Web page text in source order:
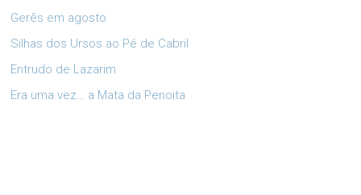
Gerês em agosto
Silhas dos Ursos ao Pé de Cabril
Entrudo de Lazarim
Era uma vez… a Mata da Penoita